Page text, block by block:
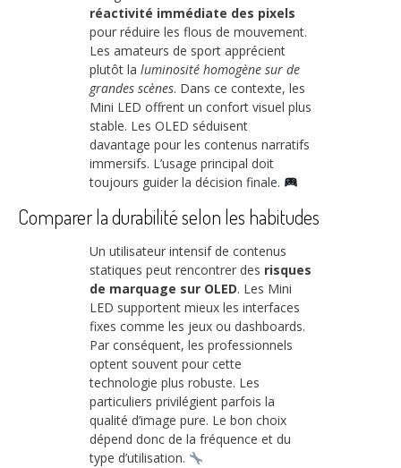
réactivité immédiate des pixels
pour réduire les flous de mouvement.
Les amateurs de sport apprécient
plutôt la luminosité homogène sur de
grandes scènes. Dans ce contexte, les
Mini LED offrent un confort visuel plus
stable. Les OLED séduisent
davantage pour les contenus narratifs
immersifs. L’usage principal doit
toujours guider la décision finale.
Comparer la durabilité selon les habitudes
Un utilisateur intensif de contenus
statiques peut rencontrer des risques
de marquage sur OLED. Les Mini
LED supportent mieux les interfaces
fixes comme les jeux ou dashboards.
Par conséquent, les professionnels
optent souvent pour cette
technologie plus robuste. Les
particuliers privilégient parfois la
qualité d’image pure. Le bon choix
dépend donc de la fréquence et du
type d’utilisation.